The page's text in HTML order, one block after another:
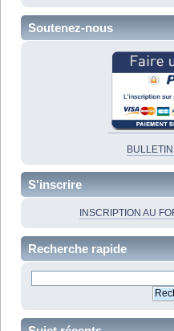
Soutenez-nous
S'inscrire
INSCRIPTION AU
Recherche rapide